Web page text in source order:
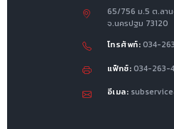
65/756 ม.5 ต.ลา
จ.นครปฐม 73120
โทรศัพท์: 034-
แฟ็กซ์: 034-263-
อีเมล: